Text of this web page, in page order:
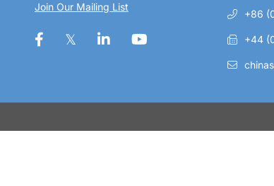
Join Our Mailing List
+86
+44